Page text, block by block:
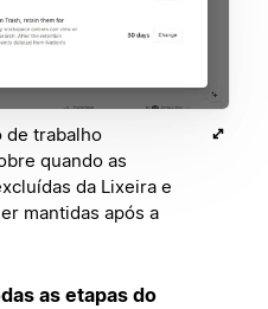
de trabalho
quando as
da Lixeira e
mantidas após a
as etapas do